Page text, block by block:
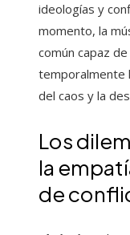
ideologías y
momento, la
común capaz
temporalmente
del caos y la
Los
la
de